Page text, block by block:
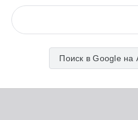
Поиск в Google на